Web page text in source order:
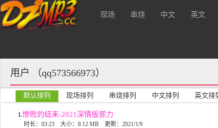
现场 串烧 中文 英文
用户 （qq573566973）
默认排列 现场排列 串烧排列 中文排列 英文排
1.惨败的结束-2021深情版郭力
时长：03:23 大小：8.12 MB 更新：2021/1/9